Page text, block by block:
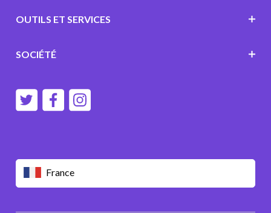
France
OUTILS ET SERVICES
SOCIÉTÉ